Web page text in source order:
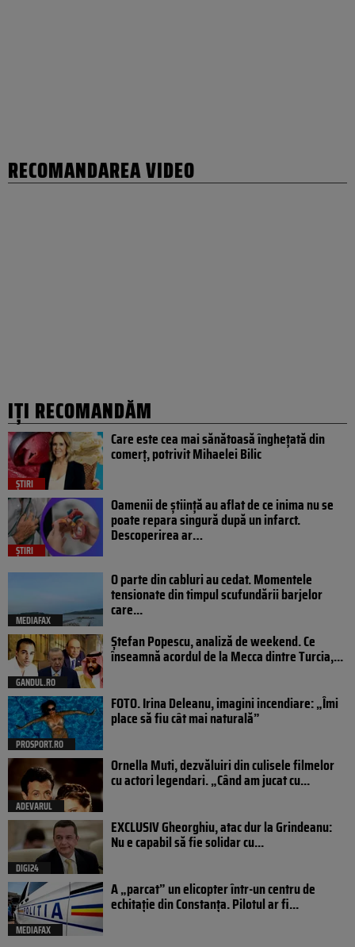
RECOMANDAREA VIDEO
IȚI RECOMANDĂM
ȘTIRI
Care este cea mai sănătoasă înghețată din
comerț, potrivit Mihaelei Bilic
ȘTIRI
Oamenii de știință au aflat de ce inima nu se
poate repara singură după un infarct.
Descoperirea ar…
MEDIAFAX
O parte din cabluri au cedat. Momentele
tensionate din timpul scufundării barjelor
care...
GANDUL.RO
Ștefan Popescu, analiză de weekend. Ce
înseamnă acordul de la Mecca dintre Turcia,...
PROSPORT.RO
FOTO. Irina Deleanu, imagini incendiare: „Îmi
place să fiu cât mai naturală”
ADEVARUL
Ornella Muti, dezvăluiri din culisele filmelor
cu actori legendari. „Când am jucat cu...
DIGI24
EXCLUSIV Gheorghiu, atac dur la Grindeanu:
Nu e capabil să fie solidar cu...
MEDIAFAX
A „parcat” un elicopter într-un centru de
echitație din Constanța. Pilotul ar fi...